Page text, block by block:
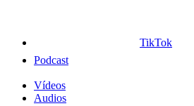
TikTok
Podcast
Vídeos
Audios